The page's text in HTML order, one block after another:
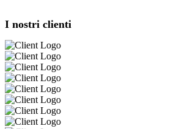
I nostri clienti